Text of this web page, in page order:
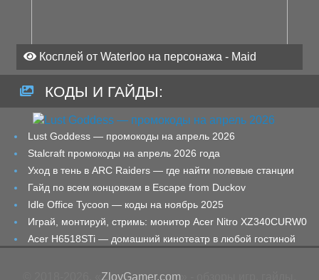
Косплей от Waterloo на персонажа - Maid
КОДЫ И ГАЙДЫ:
Lust Goddess — промокоды на апрель 2026
Stalcraft промокоды на апрель 2026 года
Уход в тень в ARC Raiders — где найти полевые станции
Гайд по всем концовкам в Escape from Duckov
Idle Office Tycoon — коды на ноябрь 2025
Играй, монтируй, стримь: монитор Acer Nitro XZ340CURW0
Acer H6518STi — домашний кинотеатр в любой гостиной
ZloyGamer.com